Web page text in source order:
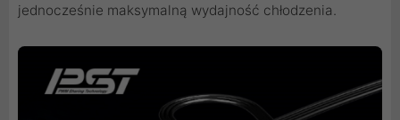
jednocześnie maksymalną wydajność chłodzenia.